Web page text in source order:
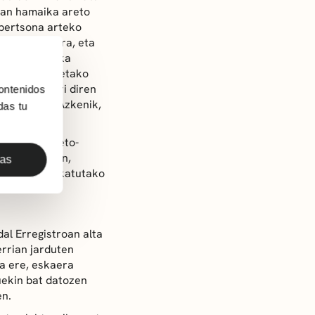
tu
hamaika areto
arteko
dira, eta
ere eska
Areetako
egiten ari diren
duena. Azkenik,
da.
Etxeko areto-
kasuan,
da eskatutako
Erregistroan alta
jarduten
ere, eskaera
bat datozen